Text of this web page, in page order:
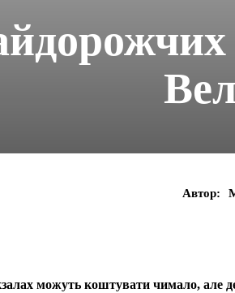
Автор:
можуть коштувати чимало, але